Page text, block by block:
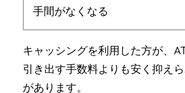
手間がなくなる
キャッシングを利用した方が、
引き出す手数料よりも安く抑え
があります。